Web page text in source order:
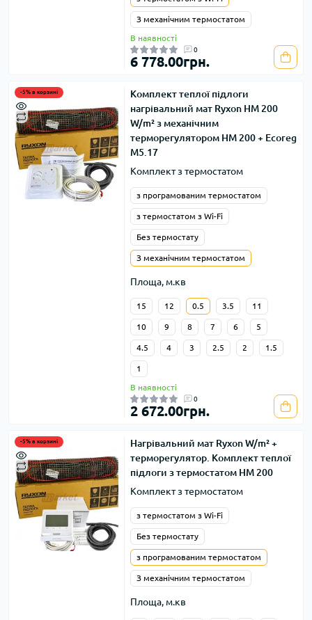
З механічним термостатом
В наявності
0
6 778.00грн.
-5% в корзині
Комплект теплої підлоги
нагрівальний мат Ryxon HM 200
W/m² з механічним
терморегулятором HM 200 + Ecoreg
M5.17
Комплект з термостатом
з програмованим термостатом
з термостатом з Wi-Fi
Без термостату
З механічним термостатом
Площа, м.кв
15 12 0.5 3.5 11
10 9 8 7 6 5
4.5 4 3 2.5 2 1.5
1
В наявності
0
2 672.00грн.
-5% в корзині
Нагрівальний мат Ryxon W/m² +
терморегулятор. Комплект теплої
підлоги з термостатом HM 200
Комплект з термостатом
з термостатом з Wi-Fi
Без термостату
з програмованим термостатом
З механічним термостатом
Площа, м.кв